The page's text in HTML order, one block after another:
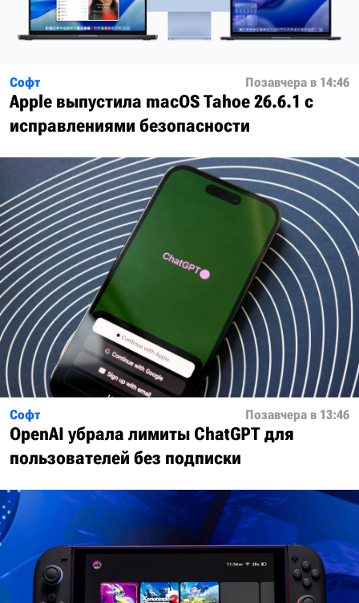
Софт Позавчера в 14:46
Apple выпустила macOS Tahoe 26.6.1 с
исправлениями безопасности
Софт Позавчера в 13:46
OpenAI убрала лимиты ChatGPT для
пользователей без подписки